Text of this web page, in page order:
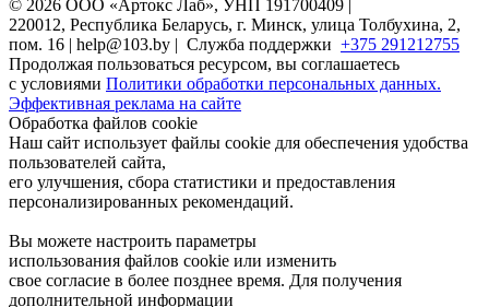
© 2026 ООО «Артокс Лаб», УНП 191700409 |
220012, Республика Беларусь, г. Минск, улица Толбухина, 2,
пом. 16 | help@103.by | Служба поддержки +375 291212755
Продолжая пользоваться ресурсом, вы соглашаетесь
с условиями Политики обработки персональных данных.
Эффективная реклама на сайте
Обработка файлов cookie
Наш сайт использует файлы cookie для обеспечения удобства
пользователей сайта,
его улучшения, сбора статистики и предоставления
персонализированных рекомендаций.
Вы можете настроить параметры
использования файлов cookie или изменить
свое согласие в более позднее время. Для получения
дополнительной информации